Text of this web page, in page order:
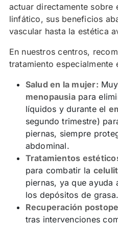
actuar directamente sobre
linfático, sus beneficios
vascular hasta la estética
En nuestros centros,
tratamiento especialmente
Salud en la mujer:
menopausiapara
líquidos y durante el
segundo trimestre)
piernas, siempre
abdominal.
Tratamientos
para combatir la
piernas, ya que
los depósitos de grasa.
Recuperación
tras intervenciones